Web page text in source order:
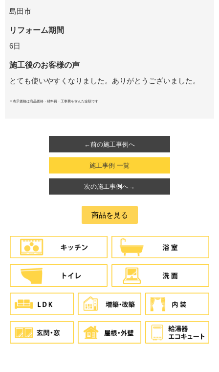
島田市
リフォーム期間
6日
施工後のお客様の声
とても使いやすくなりました。ありがとうございました。
※表示価格は商品価格・材料費・工事費を含んだ金額です
←前の施工事例へ
施工事例 一覧
次の施工事例へ→
商品を見る